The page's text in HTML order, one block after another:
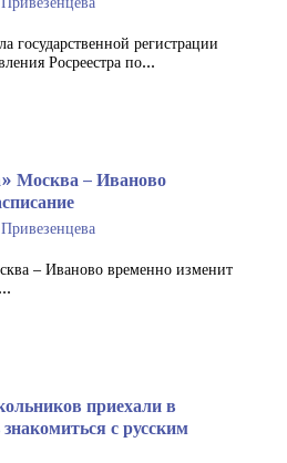
государственной регистрации
Росреестра по...
Москва – Иваново
– Иваново временно изменит
приехали в
с русским